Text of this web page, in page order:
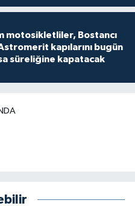
motosikletliler, Bostancı
kapılarını bugün
süreliğine kapatacak